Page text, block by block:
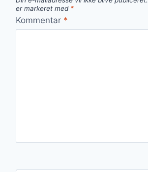
er markeret med *
Kommentar *